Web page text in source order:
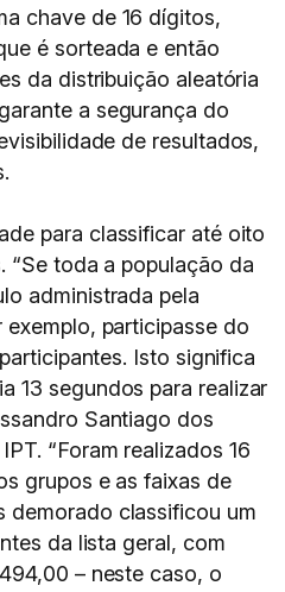
chave de 16 dígitos,
é sorteada e então
da distribuição aleatória
a segurança do
de resultados,
para classificar até oito
“Se toda a população da
administrada pela
participasse do
Isto significa
13 segundos para realizar
Santiago dos
“Foram realizados 16
grupos e as faixas de
demorado classificou um
da lista geral, com
– neste caso, o